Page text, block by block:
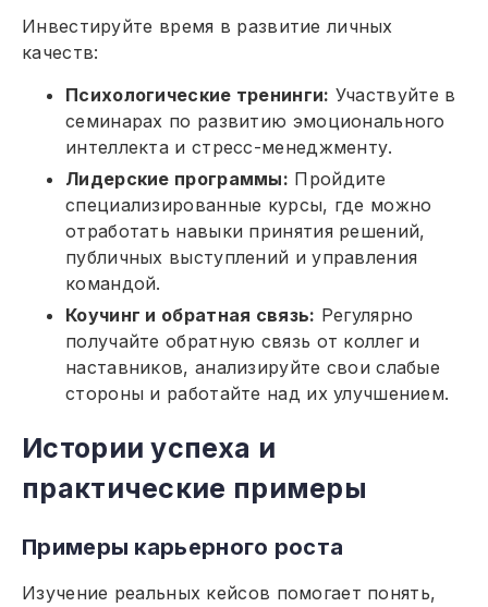
Инвестируйте время в развитие личных
качеств:
Психологические тренинги: Участвуйте в
семинарах по развитию эмоционального
интеллекта и стресс-менеджменту.
Лидерские программы: Пройдите
специализированные курсы, где можно
отработать навыки принятия решений,
публичных выступлений и управления
командой.
Коучинг и обратная связь: Регулярно
получайте обратную связь от коллег и
наставников, анализируйте свои слабые
стороны и работайте над их улучшением.
Истории успеха и
практические примеры
Примеры карьерного роста
Изучение реальных кейсов помогает понять,